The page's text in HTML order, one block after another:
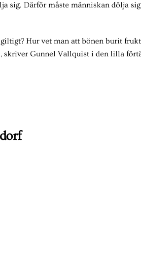
sig. Därför måste människan dölja
Hur vet man att bönen burit
skriver Gunnel Vallquist i den lilla